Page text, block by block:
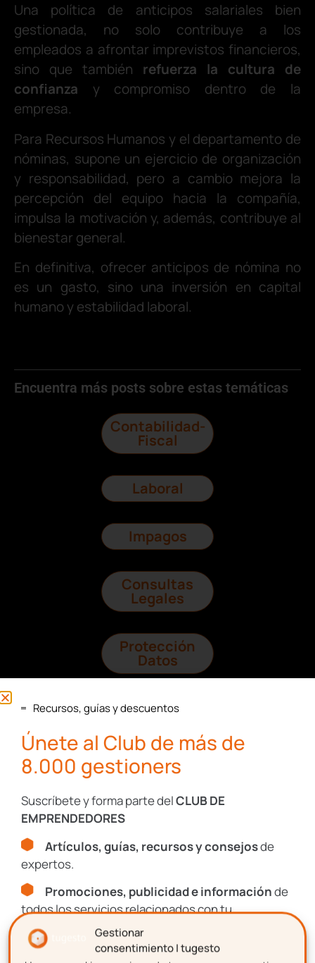
Gestionar
consentimiento | tugesto
Una política de anticipos salariales bien
gestionada, no solo contribuye a los
empleados a afrontar imprevistos financieros,
sino que también refuerza la cultura de
confianza y compromiso dentro de la
empresa.
Para Recursos Humanos y el departamento de
nóminas, supone un ejercicio de organización
y responsabilidad, pero a cambio mejora la
percepción del equipo hacia la compañía,
impulsa la motivación y, además, contribuye al
bienestar general.
En definitiva, ofrecer anticipos de nómina no
es un gasto, sino una inversión en capital
humano y estabilidad laboral.
Encuentra más posts sobre estas temáticas
Contabilidad-
Fiscal
Laboral
Impagos
Consultas
Legales
Protección
Datos
I+D+I
Recursos, guías y descuentos
Únete al Club de más de
8.000 gestioners
Suscríbete y forma parte del
EMPRENDEDORES
Artículos, guías, recursos y consejosde
expertos.
Promociones, publicidad e información
de
Recursos, guías y descuentos
Únete al Club de más de
8.000 gestioners
Suscríbete y forma parte delCLUB DE
EMPRENDEDORES
Artículos, guías, recursos y consejosde
expertos.
Promociones, publicidad e informaciónde
todos los servicios relacionados con tu
emprendimiento.